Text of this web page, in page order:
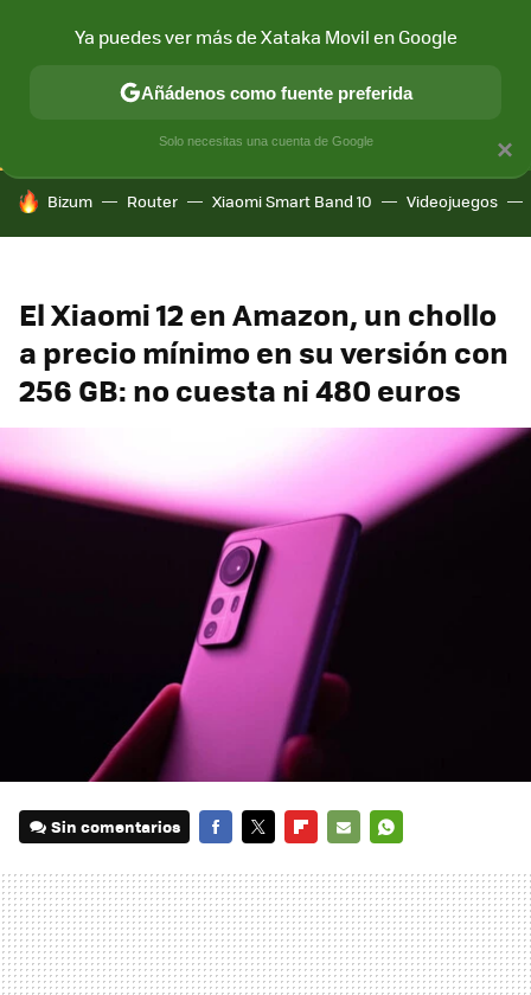
CONECTIVIDAD MÓVIL Y SOCIEDAD APLICACIONES
HOY SE HABLA DE
Bizum Router Xiaomi Smart Band 10 Videojuegos
El Xiaomi 12 en Amazon, un chollo
a precio mínimo en su versión con
256 GB: no cuesta ni 480 euros
Sin comentarios
MAIL
×
Ya puedes ver más de Xataka Movil en Google
Añádenos como fuente preferida
Solo necesitas una cuenta de Google